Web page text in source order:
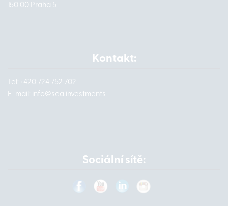
150 00 Praha 5
Kontakt:
Tel: +420 724 752 702
E-mail: info@sea.investments
Sociální sítě: